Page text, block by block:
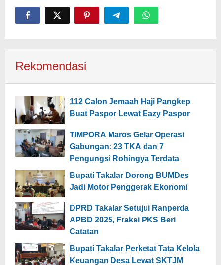
Rekomendasi
112 Calon Jemaah Haji Pangkep
Buat Paspor Lewat Eazy Paspor
TIMPORA Maros Gelar Operasi
Gabungan: 23 TKA dan 7
Pengungsi Rohingya Terdata
Bupati Takalar Dorong BUMDes
Jadi Motor Penggerak Ekonomi
DPRD Takalar Setujui Ranperda
APBD 2025, Fraksi PKS Beri
Catatan
Bupati Takalar Perketat Tata Kelola
Keuangan Desa Lewat SKTJM